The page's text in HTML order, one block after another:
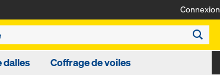
Connexion
dalles
Coffrage de voiles